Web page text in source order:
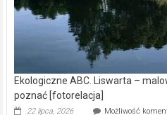
Ekologiczne ABC. Liswarta –
poznać [fotorelacja]
22 lipca, 2026 Możliwość